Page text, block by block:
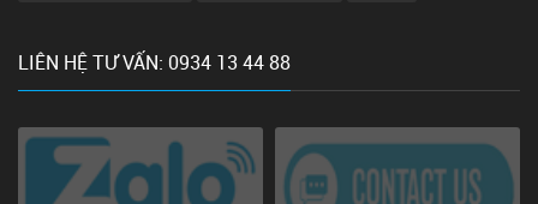
LIÊN HỆ TƯ VẤN: 0934 13 44 88